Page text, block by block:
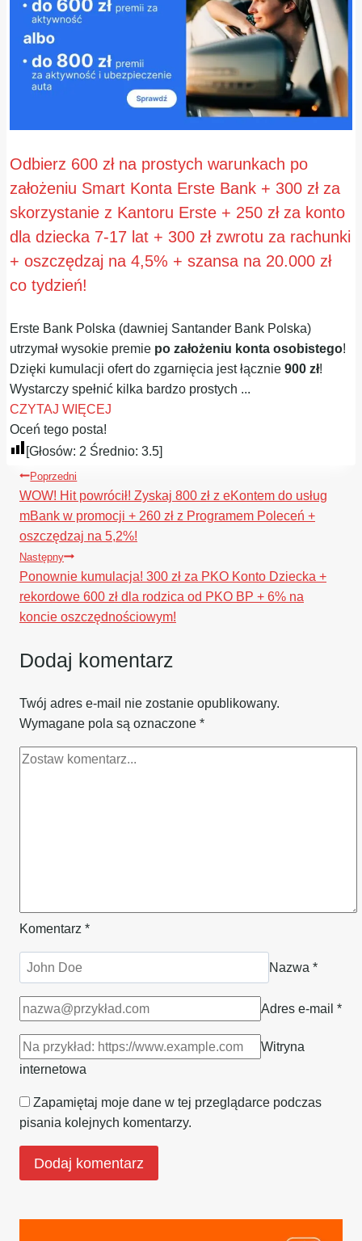
Odbierz 600 zł na prostych warunkach po
założeniu Smart Konta Erste Bank + 300 zł za
skorzystanie z Kantoru Erste + 250 zł za konto
dla dziecka 7-17 lat + 300 zł zwrotu za rachunki
+ oszczędzaj na 4,5% + szansa na 20.000 zł
co tydzień!
Erste Bank Polska (dawniej Santander Bank Polska)
utrzymał wysokie premie po założeniu konta osobistego!
Dzięki kumulacji ofert do zgarnięcia jest łącznie900 zł!
Wystarczy spełnić kilka bardzo prostych ...
CZYTAJ WIĘCEJ
Oceń tego posta!
[Głosów: 2 Średnio:3.5]
Nawigacja
wpisu
Poprzedni
WOW! Hit powrócił! Zyskaj 800 zł z eKontem do usług
mBank w promocji + 260 zł z Programem Poleceń +
oszczędzaj na 5,2%!
Następny
Ponownie kumulacja! 300 zł za PKO Konto Dziecka +
rekordowe 600 zł dla rodzica od PKO BP + 6% na
koncie oszczędnościowym!
Dodaj komentarz
Twój adres e-mail nie zostanie opublikowany.
Wymagane pola są oznaczone *
Komentarz *
Nazwa *
Adres e-mail *
Witryna
internetowa
Zapamiętaj moje dane w tej przeglądarce podczas
pisania kolejnych komentarzy.